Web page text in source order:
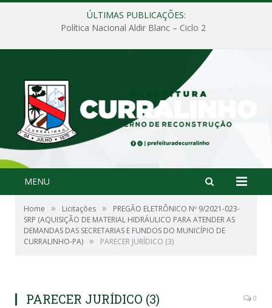
ÚLTIMAS PUBLICAÇÕES:
Política Nacional Aldir Blanc – Ciclo 2
MENU
Home » Licitações »
PREGÃO ELETRÔNICO Nº 9/2021-023-
SRP (AQUISIÇÃO DE MATERIAL HIDRÁULICO PARA ATENDER AS
DEMANDAS DAS SECRETARIAS E FUNDOS DO MUNICÍPIO DE
CURRALINHO-PA) » PARECER JURÍDICO (3)
PARECER JURÍDICO (3) 0